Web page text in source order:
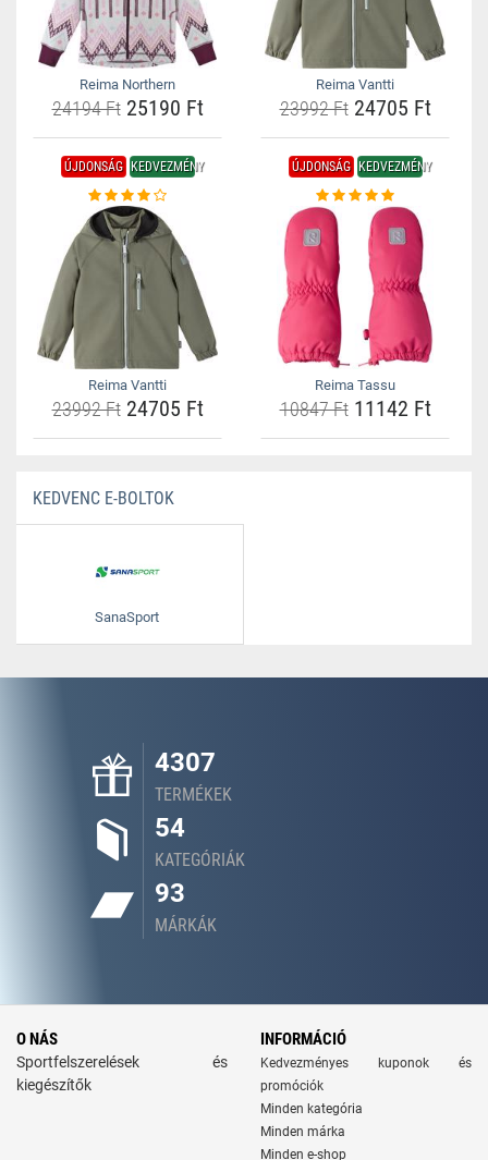
Reima Northern
24194 Ft25190 Ft
Reima Vantti
23992 Ft24705 Ft
ÚJDONSÁG KEDVEZMÉNY
Reima Vantti
23992 Ft24705 Ft
ÚJDONSÁG KEDVEZMÉNY
Reima Tassu
10847 Ft11142 Ft
KEDVENC E-BOLTOK
SanaSport
4307
TERMÉKEK
54
KATEGÓRIÁK
93
MÁRKÁK
O NÁS
Sportfelszerelések és
kiegészítők
INFORMÁCIÓ
Kedvezményes kuponok és
promóciók
Minden kategória
Minden márka
Minden e-shop